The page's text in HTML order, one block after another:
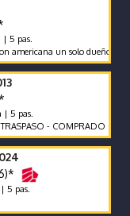
5 pas.
un solo dueño.
| 5 pas.
- COMPRADO EN CR
5 pas.